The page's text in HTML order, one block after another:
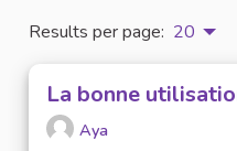
Results per page: 20
La bonne
Aya